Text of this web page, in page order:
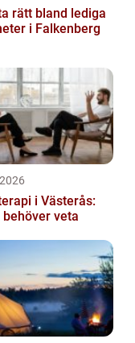
rätt bland lediga
i Falkenberg
i Västerås:
veta